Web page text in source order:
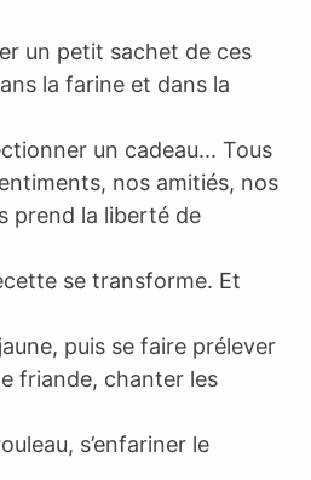
un petit sachet de ces
la farine et dans la
un cadeau... Tous
nos amitiés, nos
prend la liberté de
se transforme. Et
puis se faire prélever
friande, chanter les
s’enfariner le